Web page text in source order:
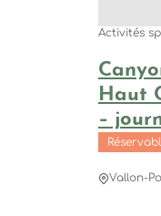
Haut
–
Activités
Vallon-